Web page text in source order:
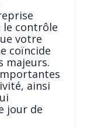
le contrôle
votre
coïncide
majeurs.
ainsi
jour de